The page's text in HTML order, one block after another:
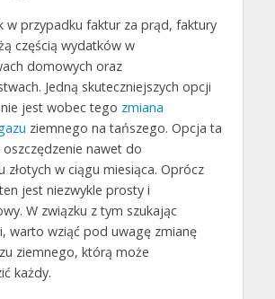
w przypadku faktur za prąd, faktury
częścią wydatków w
domowych oraz
Jedną skuteczniejszych opcji
jest wobec tego zmiana
ziemnego na tańszego. Opcja ta
nawet do
złotych w ciągu miesiąca. Oprócz
jest niezwykle prosty i
W związku z tym szukając
warto wziąć pod uwagę zmianę
ziemnego, którą może
każdy.